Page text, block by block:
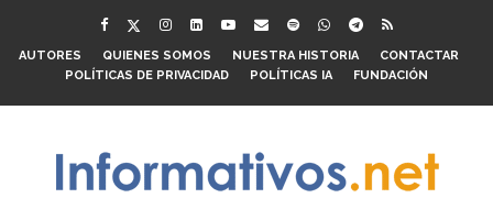
AUTORES QUIENES SOMOS NUESTRA HISTORIA
CONTACTAR
POLÍTICAS DE PRIVACIDAD
POLÍTICAS IA FUNDACIÓN